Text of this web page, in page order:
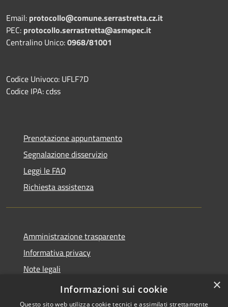
Email: protocollo@comune.serrastretta.cz.it
PEC: protocollo.serrastretta@asmepec.it
Centralino Unico:0968/81001
Codice Univoco: UFLF7D
Codice IPA: cdss
Prenotazione appuntamento
Segnalazione disservizio
Leggi le FAQ
Richiesta assistenza
Amministrazione trasparente
Informativa privacy
Note legali
Dichiarazione di accessibilità
×
Informazioni sui cookie
Questo sito web utilizza cookie tecnici e assimilati strettamente